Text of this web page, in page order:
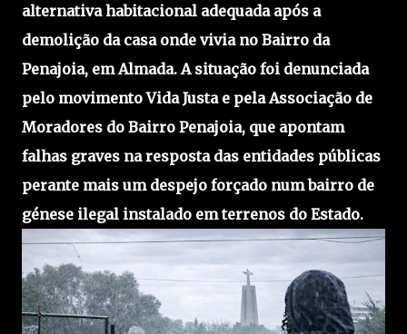
alternativa habitacional adequada após a
demolição da casa onde vivia no Bairro da
Penajoia, em Almada. A situação foi denunciada
pelo movimento Vida Justa e pela Associação de
Moradores do Bairro Penajoia, que apontam
falhas graves na resposta das entidades públicas
perante mais um despejo forçado num bairro de
génese ilegal instalado em terrenos do Estado.